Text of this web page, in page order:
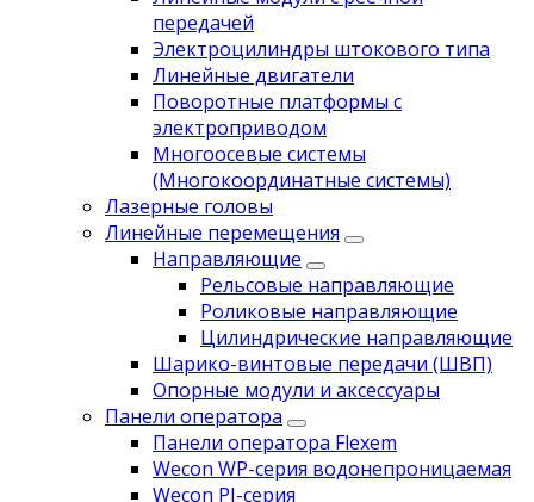
передачей
Электроцилиндры штокового типа
Линейные двигатели
Поворотные платформы с
электроприводом
Многоосевые системы
(Многокоординатные системы)
Лазерные головы
Линейные перемещения
Направляющие
Рельсовые направляющие
Роликовые направляющие
Цилиндрические направляющие
Шарико-винтовые передачи (ШВП)
Опорные модули и аксессуары
Панели оператора
Панели оператора Flexem
Wecon WP-серия водонепроницаемая
Wecon PI-серия